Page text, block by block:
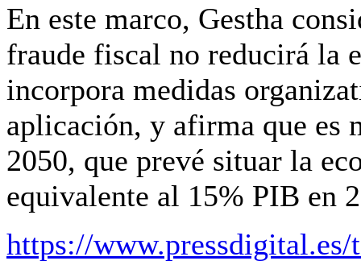
En este marco, Gestha
fraude fiscal no reducirá la
incorpora medidas
aplicación, y afirma que es
2050, que prevé situar la
equivalente al 15% PIB en
https://www.pressdigital.es/